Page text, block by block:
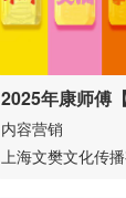
2025年康师傅
案例
内容营销
上海文樊文化传